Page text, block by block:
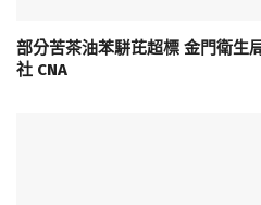
部分苦茶油苯駢芘超標 金門衛生
社 CNA